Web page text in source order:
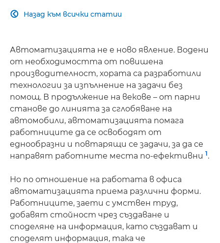
СТАТИЯ
ВИЖТЕ ПО-ПОДРОБНО
Назад към всички статии

Автоматизацията не е ново явление. Водени
от необходимостта от повишена
производителност, хората са разработили
технологии за изпълнение на задачи без
помощ. В продължение на векове – от парни
станове до линията за сглобяване на
автомобили, автоматизацията помага
работниците да се освободят от
еднообразни и повтарящи се задачи, за да се
направят работните места по-ефективни 1.
Но по отношение на работата в офиса
автоматизацията приема различни форми.
Работниците, заети с умствен труд,
добавят стойност чрез създаване и
споделяне на информация, като създават и
споделят информация, така че